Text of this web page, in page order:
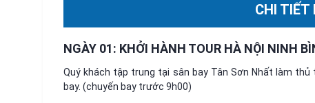
CHI TIẾT
NGÀY 01: KHỞI HÀNH TOUR HÀ NỘI NINH
Quý khách tập trung tại sân bay Tân Sơn Nhất làm
bay. (chuyến bay trước 9h00)